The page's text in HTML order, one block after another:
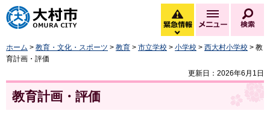
大村市
緊急情報
緊急情報を開く
メニュー
ホーム > 教育・文化・スポーツ > 教育 > 市立学校 > 小学校 > 西大村小学校 > 教
育計画・評価
更新日：2026年6月1日
教育計画・評価